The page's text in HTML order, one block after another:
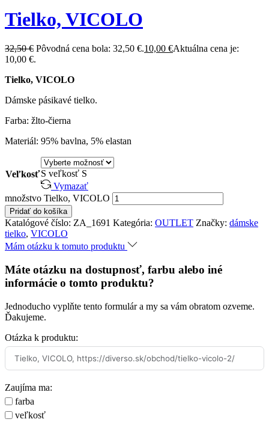
Tielko, VICOLO
32,50€ Pôvodná cena bola: 32,50 €.10,00 €Aktuálna cena je:
10,00 €.
Tielko, VICOLO
Dámske pásikavé tielko.
Farba: žlto-čierna
Materiál: 95% bavlna, 5% elastan
VeľkosťS veľkosť S
Vymazať
množstvo Tielko, VICOLO
Pridať do košíka
Katalógové číslo: ZA_1691 Kategória: OUTLET Značky: dámske
tielko, VICOLO
Mám otázku k tomuto produktu
Máte otázku na dostupnosť, farbu alebo iné
informácie o tomto produktu?
Jednoducho vyplňte tento formulár a my sa vám obratom ozveme.
Ďakujeme.
Otázka k produktu:
Zaujíma ma:
farba
veľkosť